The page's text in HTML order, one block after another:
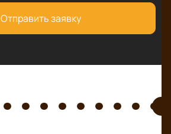
Отправить заявку